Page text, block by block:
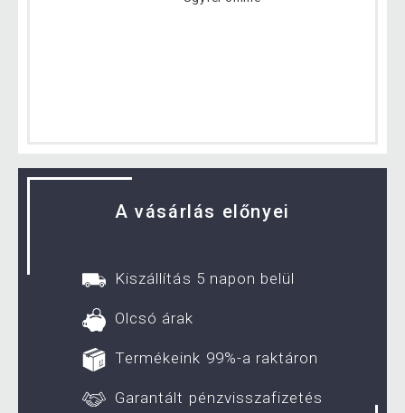
A vásárlás előnyei
Kiszállítás 5 napon belül
Olcsó árak
Termékeink 99%-a raktáron
Garantált pénzvisszafizetés